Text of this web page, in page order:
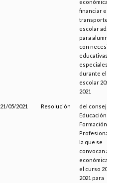
económicas
financiar el
transporte
escolar
para alumnos
con
educativas
especiales
durante el
escolar 2020-
2021
21/05/2021 Resolución
del consejero
Educación y
Formación
Profesional por
la que se
convocan
económicas
el curso 2020-
2021 para